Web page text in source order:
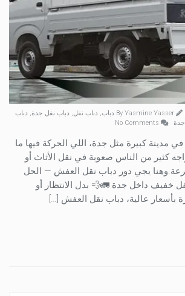
Yasmine Yasser دباب, دباب نقل, دباب نقل جدة, دباب
كبيرة مثل جدة، اللي الحركة فيها ما
كثير من الناس صعوبة في نقل الأثاث أو
يجي دور دباب نقل العفش — الحل
خفيف داخل جدة 🚛💨 بدل الانتظار أو
بأسعار عالية، دباب نقل العفش […]